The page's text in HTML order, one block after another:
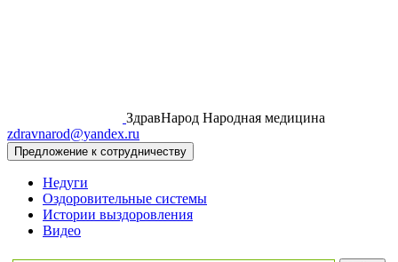
ЗдравНарод Народная медицина
zdravnarod@yandex.ru
Предложение к сотрудничеству
Недуги
Оздоровительные системы
Истории выздоровления
Видео